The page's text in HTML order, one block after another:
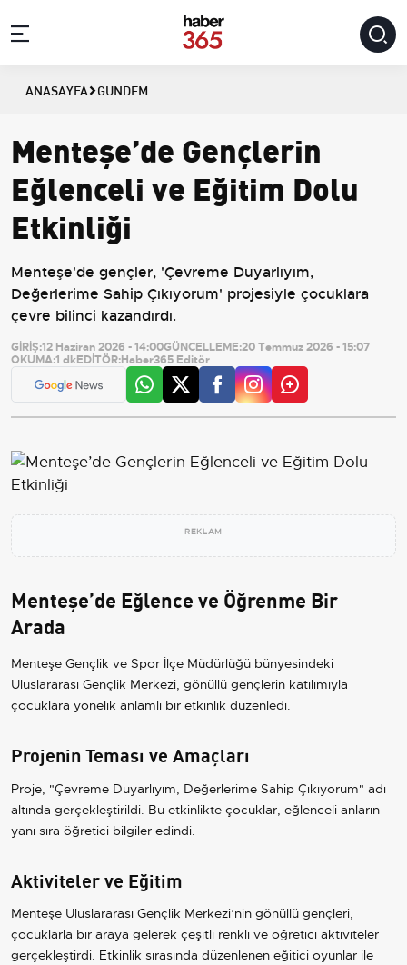
ANASAYFA GÜNDEM
Menteşe’de Gençlerin
Eğlenceli ve Eğitim Dolu
Etkinliği
Menteşe'de gençler, 'Çevreme Duyarlıyım,
Değerlerime Sahip Çıkıyorum' projesiyle çocuklara
çevre bilinci kazandırdı.
GİRİŞ:12 Haziran 2026 - 14:00GÜNCELLEME:20 Temmuz 2026 - 15:07
OKUMA:1 dkEDİTÖR:Haber365 Editör
REKLAM
Menteşe’de Eğlence ve Öğrenme Bir
Arada
Menteşe Gençlik ve Spor İlçe Müdürlüğü bünyesindeki
Uluslararası Gençlik Merkezi, gönüllü gençlerin katılımıyla
çocuklara yönelik anlamlı bir etkinlik düzenledi.
Projenin Teması ve Amaçları
Proje, "Çevreme Duyarlıyım, Değerlerime Sahip Çıkıyorum" adı
altında gerçekleştirildi. Bu etkinlikte çocuklar, eğlenceli anların
yanı sıra öğretici bilgiler edindi.
Aktiviteler ve Eğitim
Menteşe Uluslararası Gençlik Merkezi’nin gönüllü gençleri,
çocuklarla bir araya gelerek çeşitli renkli ve öğretici aktiviteler
gerçekleştirdi. Etkinlik sırasında düzenlenen eğitici oyunlar ile